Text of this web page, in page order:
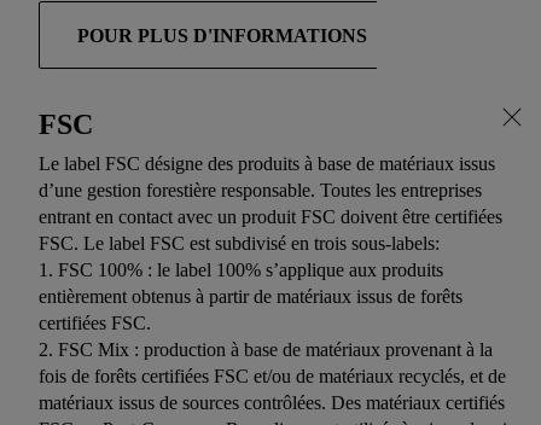
POUR PLUS D'INFORMATIONS
FSC
Le label FSC désigne des produits à base de matériaux issus
d’une gestion forestière responsable. Toutes les entreprises
entrant en contact avec un produit FSC doivent être certifiées
FSC. Le label FSC est subdivisé en trois sous-labels:
1. FSC 100% : le label 100% s’applique aux produits
entièrement obtenus à partir de matériaux issus de forêts
certifiées FSC.
2. FSC Mix : production à base de matériaux provenant à la
fois de forêts certifiées FSC et/ou de matériaux recyclés, et de
matériaux issus de sources contrôlées. Des matériaux certifiés